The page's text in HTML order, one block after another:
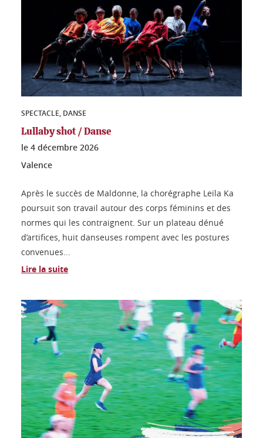
SPECTACLE, DANSE
Lullaby shot / Danse
le 4 décembre 2026
Valence
Après le succès de Maldonne, la chorégraphe Leïla Ka
poursuit son travail autour des corps féminins et des
normes qui les contraignent. Sur un plateau dénué
d’artifices, huit danseuses rompent avec les postures
convenues...
Lire la suite